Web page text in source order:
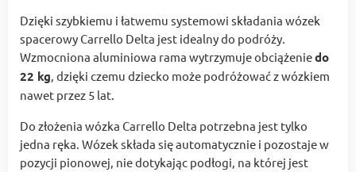
Dzięki szybkiemu i łatwemu systemowi składania wózek
spacerowy Carrello Delta jest idealny do podróży.
Wzmocniona aluminiowa rama wytrzymuje obciążeniedo
22 kg, dzięki czemu dziecko może podróżować z wózkiem
nawet przez 5 lat.
Do złożenia wózka Carrello Delta potrzebna jest tylko
jedna ręka. Wózek składa się automatycznie i pozostaje w
pozycji pionowej, nie dotykając podłogi, na której jest